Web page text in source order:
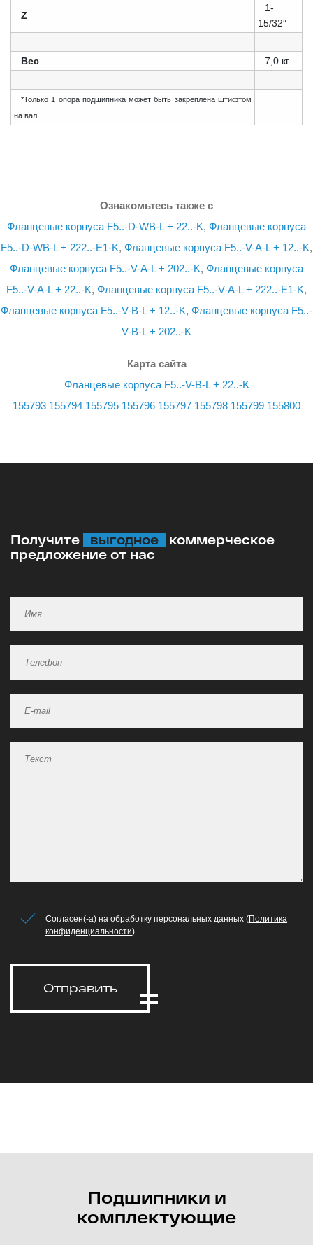
Z
1-
15/32″
Вес 7,0 кг
*Только 1 опора подшипника может быть закреплена штифтом
на вал
Ознакомьтесь также с
Фланцевые корпуса F5..-D-WB-L + 22..-K, Фланцевые корпуса
F5..-D-WB-L + 222..-E1-K, Фланцевые корпуса F5..-V-A-L + 12..-K,
Фланцевые корпуса F5..-V-A-L + 202..-K, Фланцевые корпуса
F5..-V-A-L + 22..-K, Фланцевые корпуса F5..-V-A-L + 222..-E1-K,
Фланцевые корпуса F5..-V-B-L + 12..-K, Фланцевые корпуса F5..-
V-B-L + 202..-K
Карта сайта
Фланцевые корпуса F5..-V-B-L + 22..-K
155793 155794 155795 155796 155797 155798 155799 155800
Получите выгодное
коммерческое
предложение от нас
Согласен(-а) на обработку персональных данных (Политика
конфиденциальности)
Отправить
Подшипники и
комплектующие